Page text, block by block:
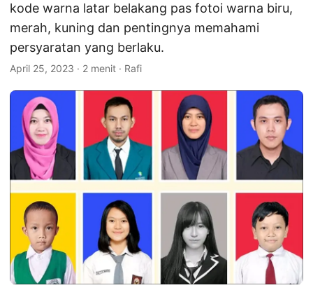
kode warna latar belakang pas fotoi warna biru,
merah, kuning dan pentingnya memahami
persyaratan yang berlaku.
April 25, 2023 · 2 menit · Rafi